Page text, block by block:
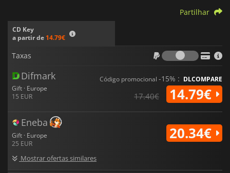
CD Key
a partir de 14.79€
Partilhar
Taxas
Taxas
Difmark
Gift · Europe
15 EUR
Código promocional -15% : DLCOMPARE
17.40€ 14.79€
Eneba
Gift · Europe
25 EUR
Mostrar ofertas similares
20.34€